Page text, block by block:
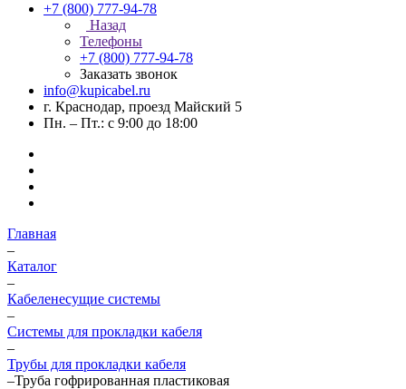
+7 (800) 777-94-78
Назад
Телефоны
+7 (800) 777-94-78
Заказать звонок
info@kupicabel.ru
г. Краснодар, проезд Майский 5
Пн. – Пт.: с 9:00 до 18:00
Главная
–
Каталог
–
Кабеленесущие системы
–
Системы для прокладки кабеля
–
Трубы для прокладки кабеля
–Труба гофрированная пластиковая